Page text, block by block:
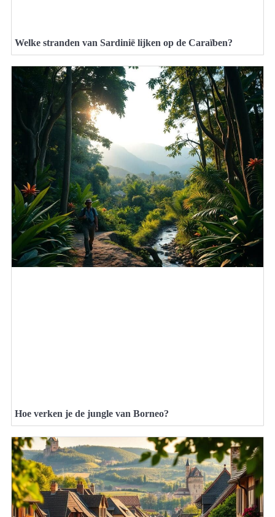
Welke stranden van Sardinië lijken op de Caraïben?
Hoe verken je de jungle van Borneo?